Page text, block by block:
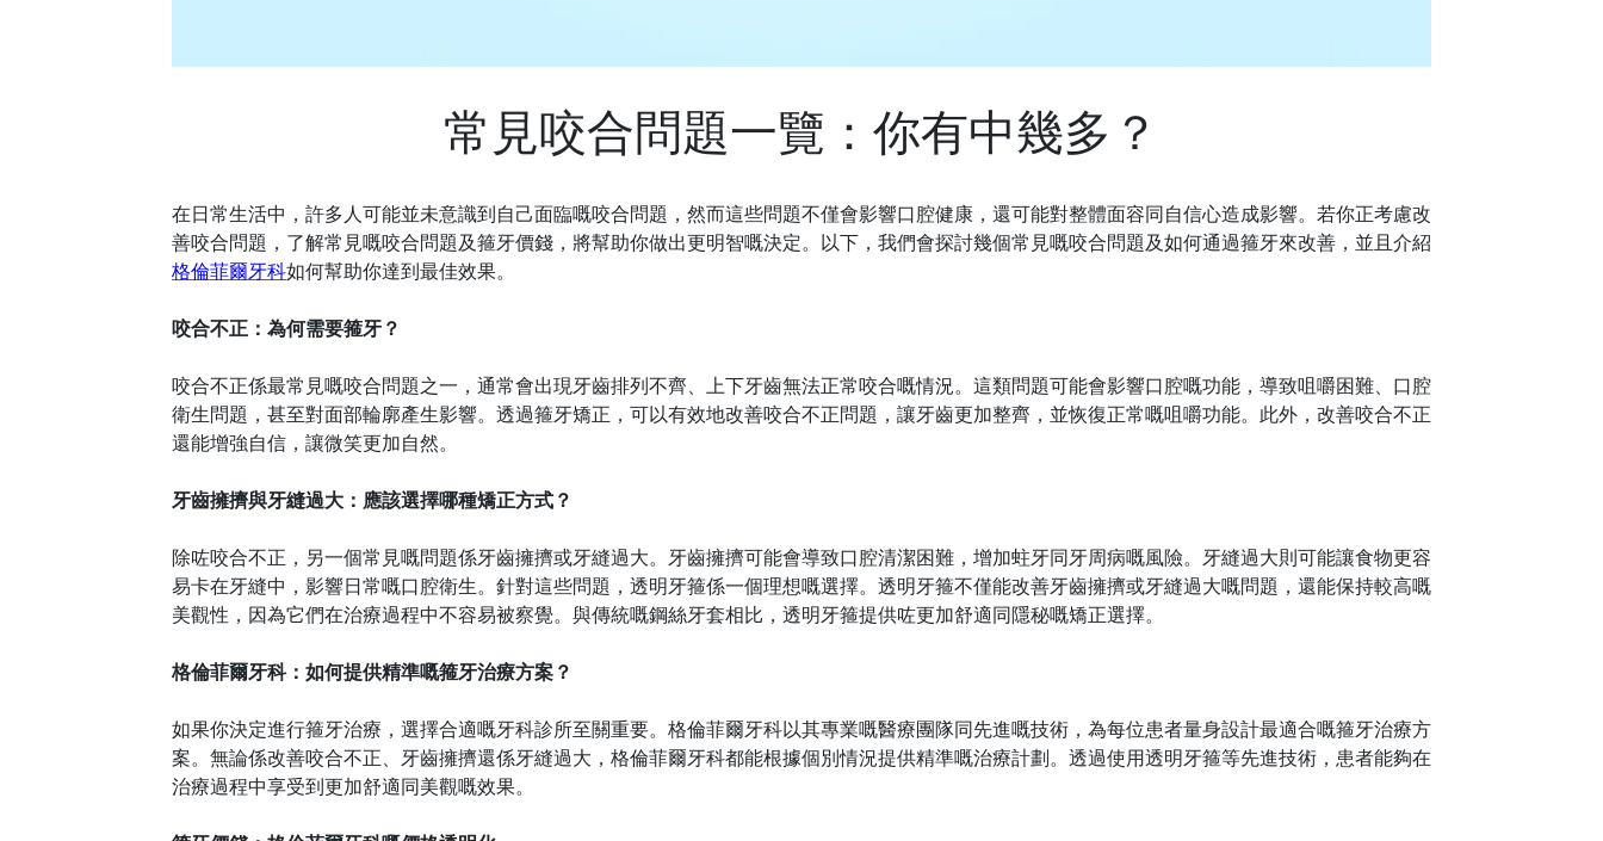
常見咬合問題一覽：你有中幾多？
在日常生活中，許多人可能並未意識到自己面臨嘅咬合問題，然而這些問題不僅會影響口腔健康，還可能對整體面容同 自信心造成影響。若你正考慮改
善咬合問題，了解常見嘅咬合問題及箍牙價錢，將幫助你做出更明智嘅決定。以下，我們會探討幾個常見嘅咬合問題及如何通過箍牙來改善，並且介紹
格倫菲爾牙科如何幫助你達到最佳效果。
咬合不正：為何需要箍牙？
咬合不正係最常見嘅咬合問題之一，通常會出現牙齒排列不齊、上下牙齒無法正常咬合嘅情況。這類問題可能會影響口腔嘅功能，導致咀嚼困難、口腔
衛生問題，甚至對面部輪廓產生影響。透過箍牙矯正，可以有效地改善咬合不正問題，讓牙齒更加整齊，並恢復正常嘅咀嚼功能。此外，改善咬合不正
還能增強自信，讓微笑更加自然。
牙齒擁擠與牙縫過大：應該選擇哪種矯正方式？
除咗咬合不正，另一個常見嘅問題係牙齒擁擠或牙縫過大。牙齒擁擠可能會導致口腔清潔困難，增加蛀牙同 牙周病嘅風險。牙縫過大則可能讓食物更容
易卡在牙縫中，影響日常嘅口腔衛生。針對這些問題，透明牙箍係一個理想嘅選擇。透明牙箍不僅能改善牙齒擁擠或牙縫過大嘅問題，還能保持較高嘅
美觀性，因為它們在治療過程中不容易被察覺。與傳統嘅鋼絲牙套相比，透明牙箍提供咗更加舒適同 隱秘嘅矯正選擇。
格倫菲爾牙科：如何提供精準嘅箍牙治療方案？
如果你決定進行箍牙治療，選擇合適嘅牙科診所至關重要。格倫菲爾牙科以其專業嘅醫療團隊同 先進嘅技術，為每位患者量身設計最適合嘅箍牙治療方
案。無論係改善咬合不正、牙齒擁擠還係牙縫過大，格倫菲爾牙科都能根據個別情況提供精準嘅治療計劃。透過使用透明牙箍等先進技術，患者能夠在
治療過程中享受到更加舒適同 美觀嘅效果。